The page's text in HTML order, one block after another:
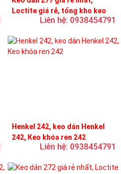
Loctite giá rẻ, tổng kho keo
Liên hệ: 0938454791
Henkel 242, keo dán Henkel
242, Keo khóa ren 242
Liên hệ: 0938454791